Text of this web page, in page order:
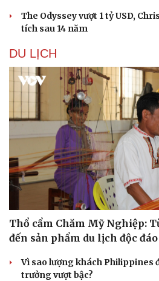
The Odyssey vượt 1 tỷ USD,
tích sau 14 năm
DU LỊCH
Thổ cẩm Chăm Mỹ Nghiệp:
đến sản phẩm du lịch độc đáo
Vì sao lượng khách Philippines
trưởng vượt bậc?